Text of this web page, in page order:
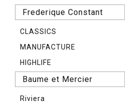
Frederique Constant
CLASSICS
MANUFACTURE
HIGHLIFE
Baume et Mercier
Riviera